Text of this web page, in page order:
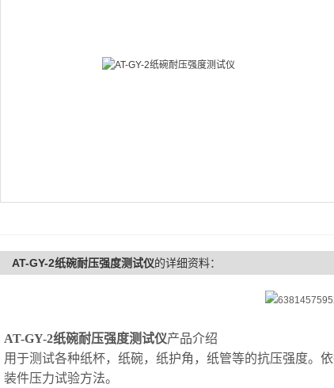
AT-GY-2纸碗耐压强度测试仪的详细资料：
AT-GY-2纸碗耐压强度测试仪产品介绍
用于测试各种纸杯，纸碗，纸护角，纸管等的抗压强度。
装件压力试验方法。